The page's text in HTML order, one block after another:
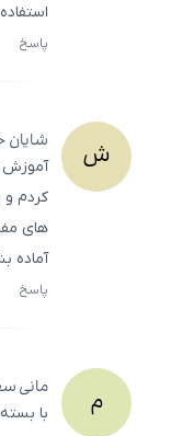
پاسخ
ش شایان
آموزش
کردم
های
آماده
پاسخ
م مانی
با